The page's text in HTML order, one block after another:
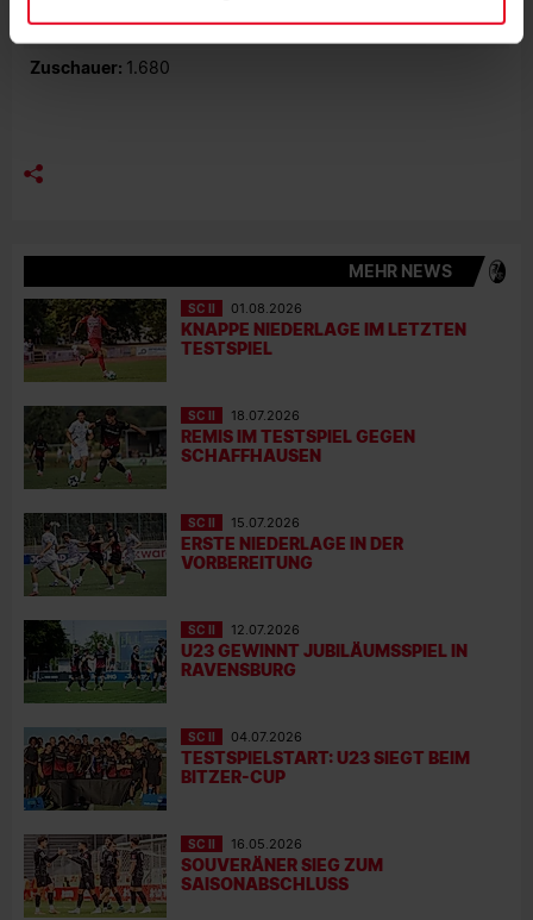
Schiedsrichter:Patrick Alt (Illingen)
Zuschauer: 1.680
MEHR NEWS
SC II 01.08.2026
KNAPPE NIEDERLAGE IM LETZTEN
TESTSPIEL
SC II 18.07.2026
REMIS IM TESTSPIEL GEGEN
SCHAFFHAUSEN
SC II 15.07.2026
ERSTE NIEDERLAGE IN DER
VORBEREITUNG
SC II 12.07.2026
U23 GEWINNT JUBILÄUMSSPIEL IN
RAVENSBURG
SC II 04.07.2026
TESTSPIELSTART: U23 SIEGT BEIM
BITZER-CUP
SC II 16.05.2026
SOUVERÄNER SIEG ZUM
SAISONABSCHLUSS